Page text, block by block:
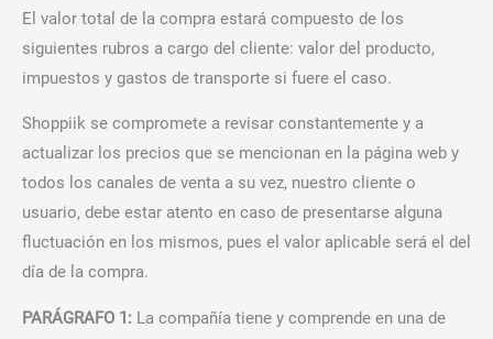
El valor total de la compra estará compuesto de los
siguientes rubros a cargo del cliente: valor del producto,
impuestos y gastos de transporte si fuere el caso.
Shoppiik se compromete a revisar constantemente y a
actualizar los precios que se mencionan en la página web y
todos los canales de venta a su vez, nuestro cliente o
usuario, debe estar atento en caso de presentarse alguna
fluctuación en los mismos, pues el valor aplicable será el del
día de la compra.
PARÁGRAFO 1: La compañía tiene y comprende en una de